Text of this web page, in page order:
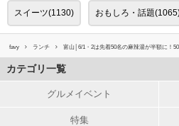
スイーツ(1130) おもしろ・話題
favy ランチ 富山│6/1・2は先着50名の麻辣湯が半額に！
カテゴリ一覧
グルメイベント
特集